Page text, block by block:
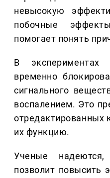
невысокую
побочные
помогает понять
В
временно
сигнального
воспалением. Это
отредактированных
их функцию.
Ученые
позволит повысить